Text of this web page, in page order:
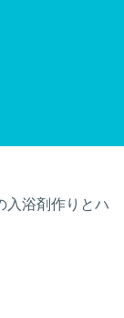
入浴剤作りとハ